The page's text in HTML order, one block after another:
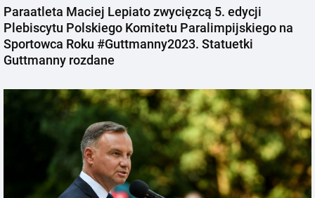
Paraatleta Maciej Lepiato zwycięzcą 5. edycji
Plebiscytu Polskiego Komitetu Paralimpijskiego na
Sportowca Roku #Guttmanny2023. Statuetki
Guttmanny rozdane